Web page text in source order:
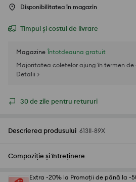
Disponibilitatea în magazin
Timpul și costul de livrare
Magazine Întotdeauna gratuit
Majoritatea coletelor ajung în termen de
Detalii >
30 de zile pentru retururi
Descrierea produsului 613II-89X
Compoziție și întreținere
Extra -20% la Promoții de până la -